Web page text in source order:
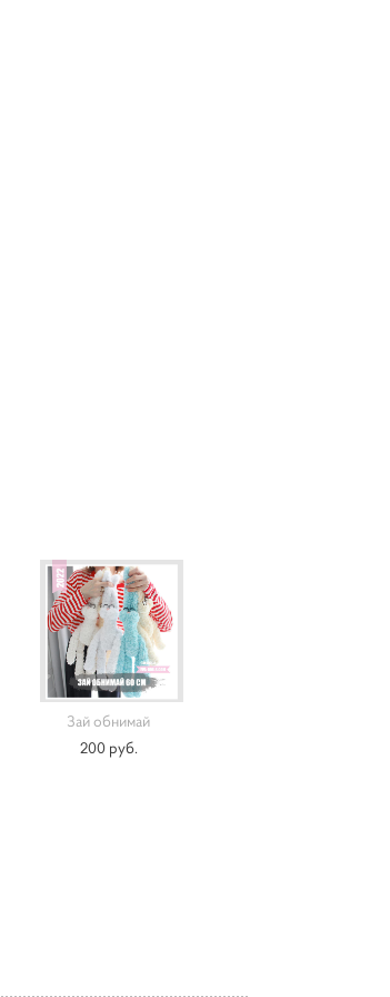
Зай обнимай
200 pуб.